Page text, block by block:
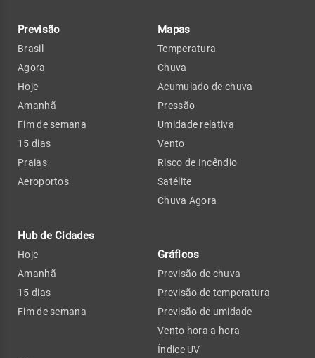
Previsão
Brasil
Agora
Hoje
Amanhã
Fim de semana
15 dias
Praias
Aeroportos
Hub de Cidades
Hoje
Amanhã
15 dias
Fim de semana
Mapas
Temperatura
Chuva
Acumulado de chuva
Pressão
Umidade relativa
Vento
Risco de Incêndio
Satélite
Chuva Agora
Gráficos
Previsão de chuva
Previsão de temperatura
Previsão de umidade
Vento hora a hora
Índice UV